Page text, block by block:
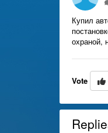
Купил
охраной,
Vote